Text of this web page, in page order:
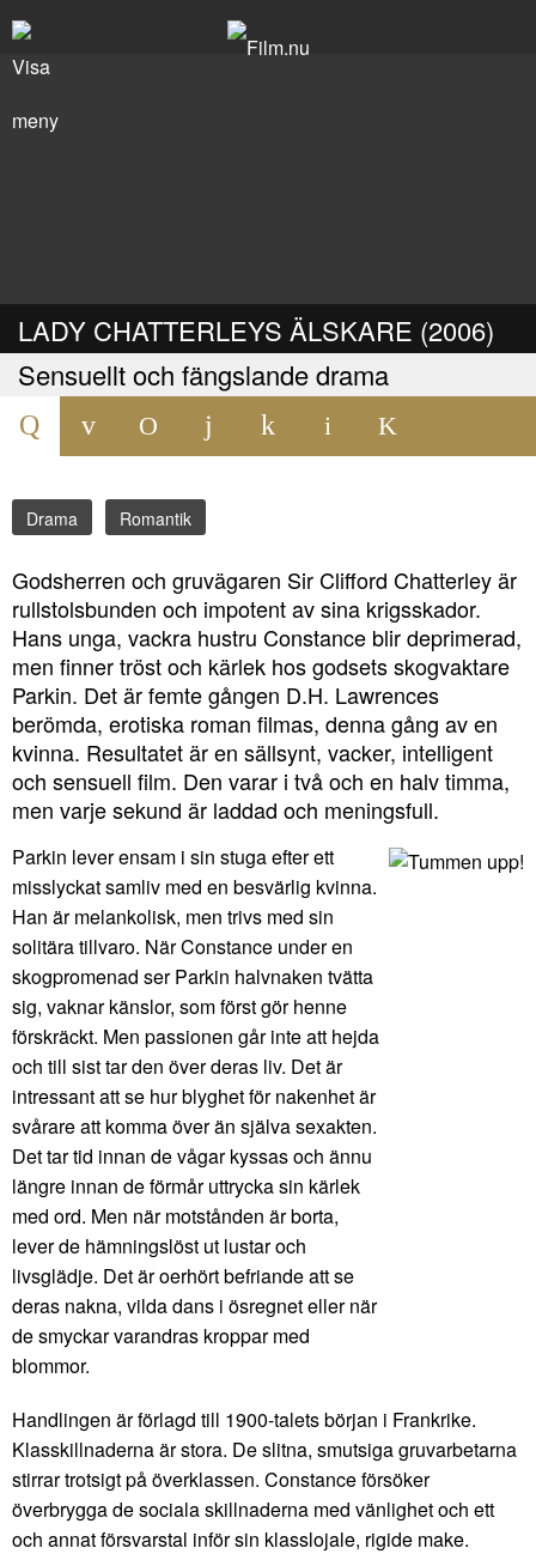
LADY CHATTERLEYS ÄLSKARE (2006)
Sensuellt och fängslande drama
Drama Romantik
Godsherren och gruvägaren Sir Clifford Chatterley är
rullstolsbunden och impotent av sina krigsskador.
Hans unga, vackra hustru Constance blir deprimerad,
men finner tröst och kärlek hos godsets skogvaktare
Parkin. Det är femte gången D.H. Lawrences
berömda, erotiska roman filmas, denna gång av en
kvinna. Resultatet är en sällsynt, vacker, intelligent
och sensuell film. Den varar i två och en halv timma,
men varje sekund är laddad och meningsfull.
Parkin lever ensam i sin stuga efter ett
misslyckat samliv med en besvärlig kvinna.
Han är melankolisk, men trivs med sin
solitära tillvaro. När Constance under en
skogpromenad ser Parkin halvnaken tvätta
sig, vaknar känslor, som först gör henne
förskräckt. Men passionen går inte att hejda
och till sist tar den över deras liv. Det är
intressant att se hur blyghet för nakenhet är
svårare att komma över än själva sexakten.
Det tar tid innan de vågar kyssas och ännu
längre innan de förmår uttrycka sin kärlek
med ord. Men när motstånden är borta,
lever de hämningslöst ut lustar och
livsglädje. Det är oerhört befriande att se
deras nakna, vilda dans i ösregnet eller när
de smyckar varandras kroppar med
blommor.
Handlingen är förlagd till 1900-talets början i Frankrike.
Klasskillnaderna är stora. De slitna, smutsiga gruvarbetarna
stirrar trotsigt på överklassen. Constance försöker
överbrygga de sociala skillnaderna med vänlighet och ett
och annat försvarstal inför sin klasslojale, rigide make.